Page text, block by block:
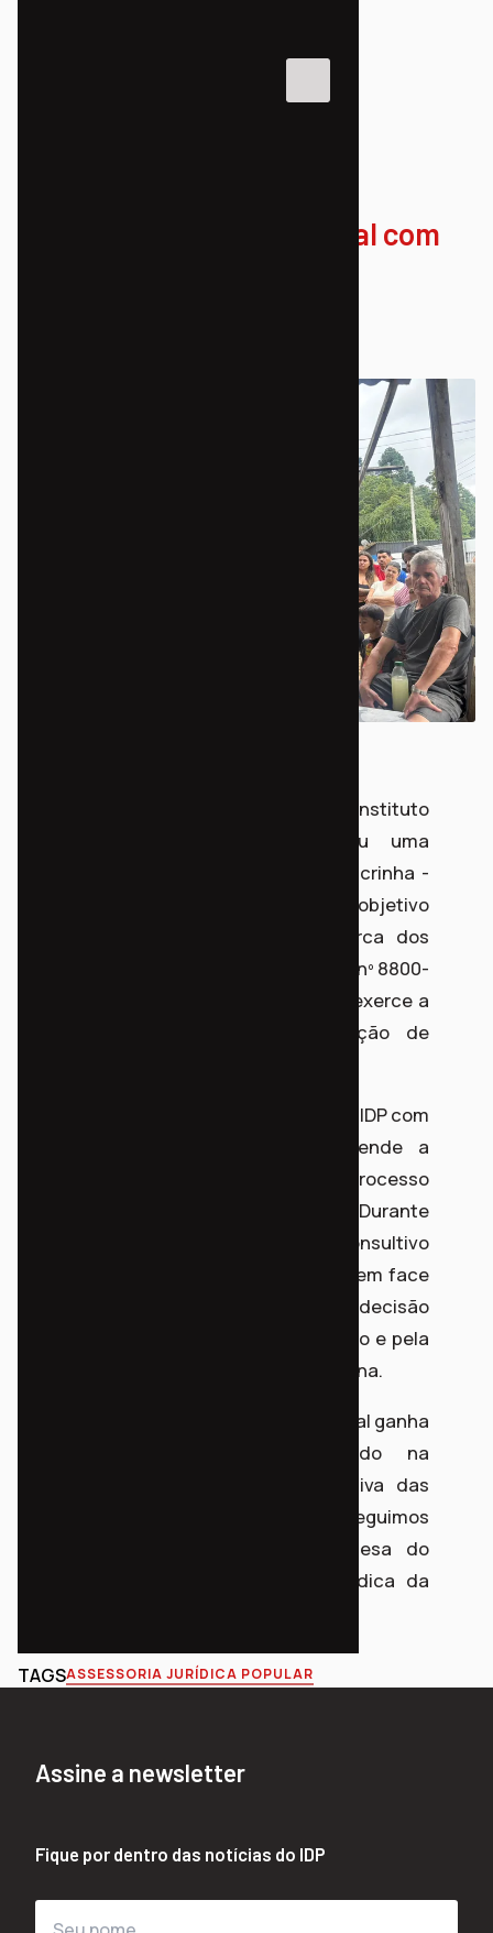
IDP realiza assembleia geral com
No último sábado, 7 de março, o Instituto
Democracia Popular (IDP) realizou uma
assembleia geral na comunidade Chacrinha -
Vila Esperança. O encontro teve como objetivo
central atualizar os moradores acerca dos
desdobramentos da Ação Civil Pública nº 8800-
96.2014.8.16.0004, na qual o Instituto exerce a
representação jurídica da Associação de
A atividade reafirma o compromisso do IDP com
a advocacia popular, que compreende a
atuação jurídica como um processo
indissociável da organização coletiva. Durante
a reunião, foi realizado um processo consultivo
sobre as pretensões da comunidade em face
do processo judicial, resultando na decisão
unânime pela permanência no território e pela
busca pela regularização e moradia digna.
Para o IDP, o trabalho técnico processual ganha
legitimidade quando fundamentado na
presença territorial e na escuta ativa das
lideranças e famílias assistidas. Seguimos
acompanhando,e priorizando a defesa do
direito à cidade e a segurança jurídica da
TAGSASSESSORIA JURÍDICA POPULAR
Assine a newsletter
Fique por dentro das notícias do IDP